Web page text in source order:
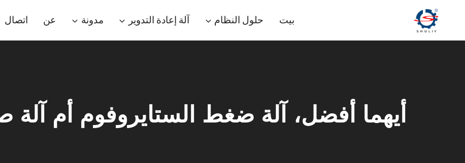
بيت حلول النظام آلة إعادة التدوير مدونة عن اتصال
أيهما أفضل، آلة ضغط الستايروفوم أم آلة